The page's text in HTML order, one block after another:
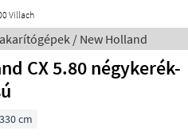
Villach
/ New Holland
CX 5.80 négykerék-
330 cm